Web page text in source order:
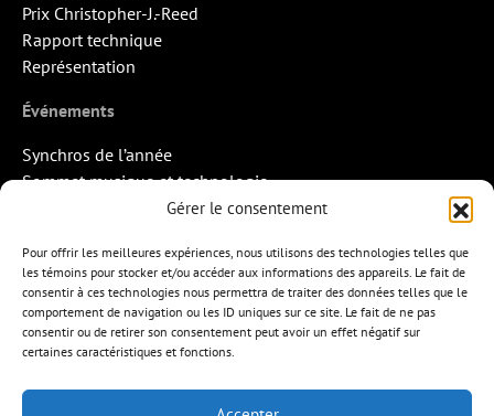
Gérer le consentement
Pour offrir les meilleures expériences, nous utilisons des technologies telles que
les témoins pour stocker et/ou accéder aux informations des appareils. Le fait de
consentir à ces technologies nous permettra de traiter des données telles que le
comportement de navigation ou les ID uniques sur ce site. Le fait de ne pas
consentir ou de retirer son consentement peut avoir un effet négatif sur
certaines caractéristiques et fonctions.
Prix Christopher-J.-Reed
Rapport technique
Représentation
Événements
Synchros de l’année
Sommet musique et technologie
Quand la musique rencontre l’image
Missions d’export
Contact